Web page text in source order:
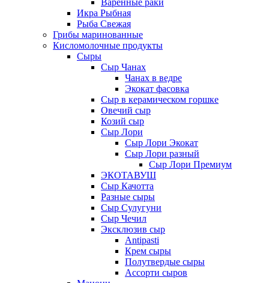
Варенные раки
Икра Рыбная
Рыба Свежая
Грибы маринованные
Кисломолочные продукты
Сыры
Сыр Чанах
Чанах в ведре
Экокат фасовка
Сыр в керамическом горшке
Овечий сыр
Козий сыр
Сыр Лори
Сыр Лори Экокат
Сыр Лори разный
Сыр Лори Премиум
ЭКОТАВУШ
Сыр Качотта
Разные сыры
Сыр Сулугуни
Сыр Чечил
Эксклюзив сыр
Antipasti
Крем сыры
Полутвердые сыры
Ассорти сыров